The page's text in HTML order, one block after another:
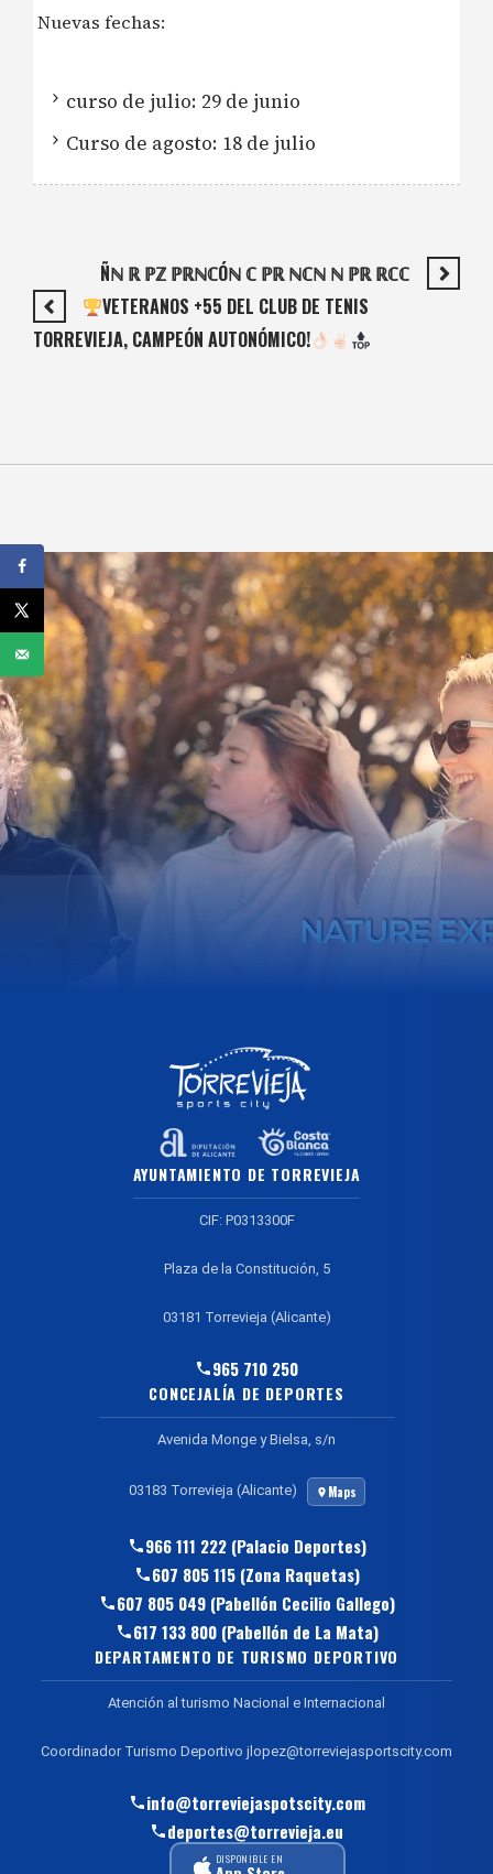
Nuevas fechas:
curso de julio: 29 de junio
Curso de agosto: 18 de julio
Ñℕ ℝ ℙℤ ℙℝℕℂÓℕ ℂ ℙℝ ℕℂℕ ℕ ℙℝ ℝℂℂ
VETERANOS +55 DEL CLUB DE TENIS
TORREVIEJA, CAMPEÓN AUTONÓMICO!
AYUNTAMIENTO DE TORREVIEJA
CIF: P0313300F
Plaza de la Constitución, 5
03181 Torrevieja (Alicante)
965 710 250
CONCEJALÍA DE DEPORTES
Avenida Monge y Bielsa, s/n
03183 Torrevieja (Alicante) Maps
966 111 222 (Palacio Deportes)
607 805 115 (Zona Raquetas)
607 805 049 (Pabellón Cecilio Gallego)
617 133 800 (Pabellón de La Mata)
DEPARTAMENTO DE TURISMO DEPORTIVO
Atención al turismo Nacional e Internacional
Coordinador Turismo Deportivo jlopez@torreviejasportscity.com
info@torreviejaspotscity.com
deportes@torrevieja.eu
DISPONIBLE EN